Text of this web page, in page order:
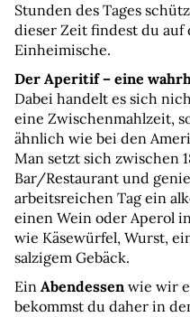
Stunden des Tages
dieser Zeit findest du auf
Einheimische.
Der Aperitif – eine
Dabei handelt es sich
eine Zwischenmahlzeit,
ähnlich wie bei den
Man setzt sich zwischen
Bar/Restaurant und
arbeitsreichen Tag ein
einen Wein oder Aperol
wie Käsewürfel, Wurst,
salzigem Gebäck.
Ein Abendessen wie wir
bekommst du daher in